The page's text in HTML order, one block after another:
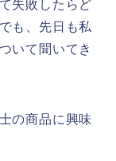
失敗したらど
も、先日も私
いて聞いてき
の商品に興味